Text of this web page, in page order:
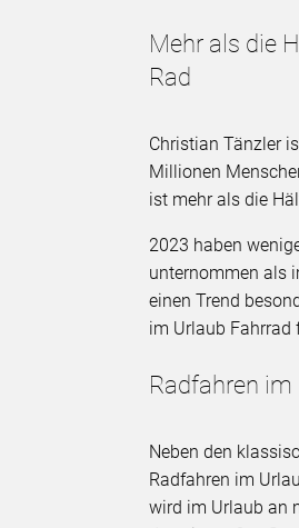
Mehr als die
Rad
Christian Tänzler
Millionen
ist mehr als die
2023 haben
unternommen als
einen Trend
im Urlaub Fahrrad
Radfahren im
Neben den
Radfahren im
wird im Urlaub an